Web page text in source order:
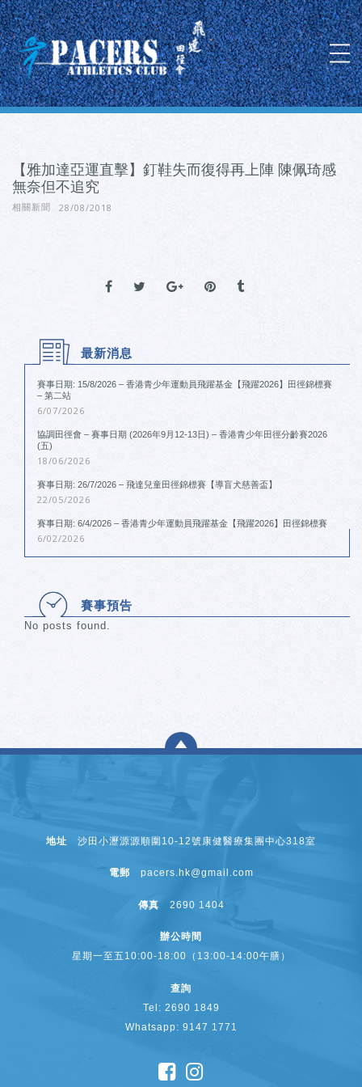
【雅加達亞運直擊】釘鞋失而復得再上陣 陳佩琦感
無奈但不追究
相關新聞 28/08/2018
最新消息
賽事日期: 15/8/2026 – 香港青少年運動員飛躍基金【飛躍2026】田徑錦標賽
– 第二站
6/07/2026
協調田徑會 – 賽事日期 (2026年9月12-13日) – 香港青少年田徑分齡賽2026
(五)
18/06/2026
賽事日期: 26/7/2026 – 飛達兒童田徑錦標賽【導盲犬慈善盃】
22/05/2026
賽事日期: 6/4/2026 – 香港青少年運動員飛躍基金【飛躍2026】田徑錦標賽
6/02/2026
賽事預告
No posts found.
地址 沙田小瀝源源順圍10-12號康健醫療集團中心318室
電郵 pacers.hk@gmail.com
傳真 2690 1404
辦公時間
星期一至五10:00-18:00（13:00-14:00午膳）
查詢
Tel: 2690 1849
Whatsapp: 9147 1771